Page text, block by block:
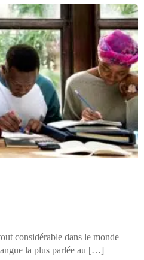
considérable dans le monde
la plus parlée au […]